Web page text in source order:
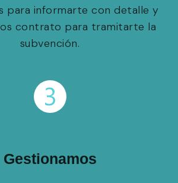
para informarte con detalle y
contrato para tramitarte la
subvención.
Gestionamos